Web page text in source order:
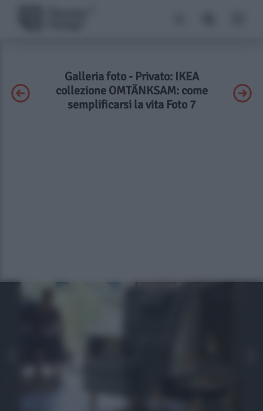
Galleria foto - Privato: IKEA
collezione OMTÄNKSAM: come
semplificarsi la vita Foto 7